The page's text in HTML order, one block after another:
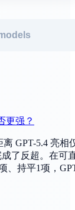
更强？
离 GPT-5.4 亮相
了反超。在可
、持平1项，